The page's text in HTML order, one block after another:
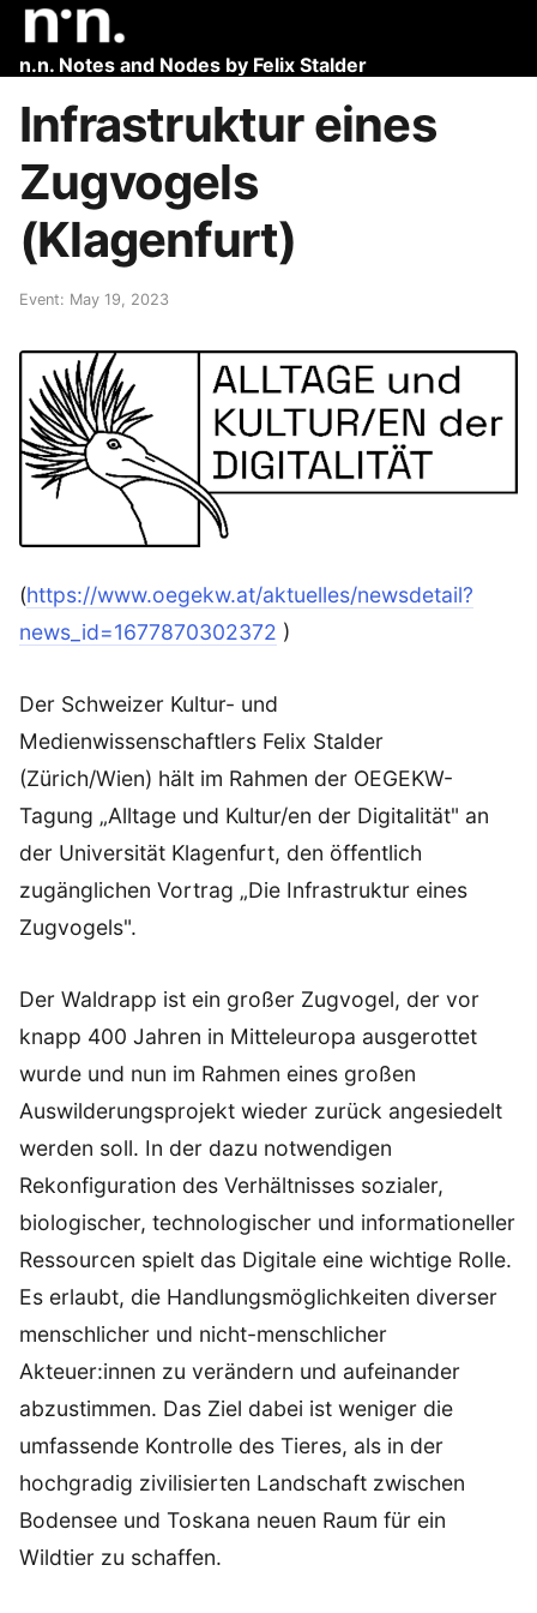
n.n. Notes and Nodes by Felix Stalder
Infrastruktur eines
Zugvogels
(Klagenfurt)
Event: May 19, 2023
(https://www.oegekw.at/aktuelles/newsdetail?
news_id=1677870302372 )
Der Schweizer Kultur- und
Medienwissenschaftlers Felix Stalder
(Zürich/Wien) hält im Rahmen der OEGEKW-
Tagung „Alltage und Kultur/en der Digitalität" an
der Universität Klagenfurt, den öffentlich
zugänglichen Vortrag „Die Infrastruktur eines
Zugvogels".
Der Waldrapp ist ein großer Zugvogel, der vor
knapp 400 Jahren in Mitteleuropa ausgerottet
wurde und nun im Rahmen eines großen
Auswilderungsprojekt wieder zurück angesiedelt
werden soll. In der dazu notwendigen
Rekonfiguration des Verhältnisses sozialer,
biologischer, technologischer und informationeller
Ressourcen spielt das Digitale eine wichtige Rolle.
Es erlaubt, die Handlungsmöglichkeiten diverser
menschlicher und nicht-menschlicher
Akteuer:innen zu verändern und aufeinander
abzustimmen. Das Ziel dabei ist weniger die
umfassende Kontrolle des Tieres, als in der
hochgradig zivilisierten Landschaft zwischen
Bodensee und Toskana neuen Raum für ein
Wildtier zu schaffen.